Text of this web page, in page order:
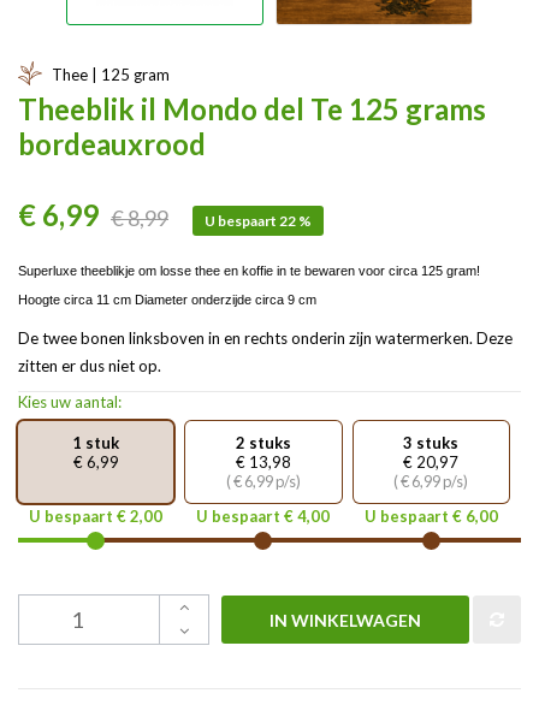
Thee | 125 gram
Theeblik il Mondo del Te 125 grams
bordeauxrood
€ 6,99 € 8,99 U bespaart 22 %
Superluxe theeblikje om losse thee en koffie in te bewaren voor circa 125 gram!
Hoogte circa 11 cm Diameter onderzijde circa 9 cm
De twee bonen linksboven in en rechts onderin zijn watermerken. Deze
zitten er dus niet op.
Kies uw aantal:
1 stuk
€ 6,99
U bespaart € 2,00
2 stuks
€ 13,98
( € 6,99 p/s)
U bespaart € 4,00
3 stuks
€ 20,97
( € 6,99 p/s)
U bespaart € 6,00
IN WINKELWAGEN